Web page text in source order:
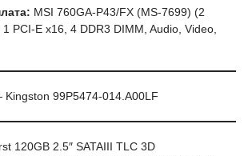
MSI 760GA-P43/FX (MS-7699) (2
PCI-E x16, 4 DDR3 DIMM, Audio, Video,
99P5474-014.A00LF
120GB 2.5″ SATAIII TLC 3D